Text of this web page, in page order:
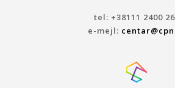
tel: +38111 2400
e-mejl: